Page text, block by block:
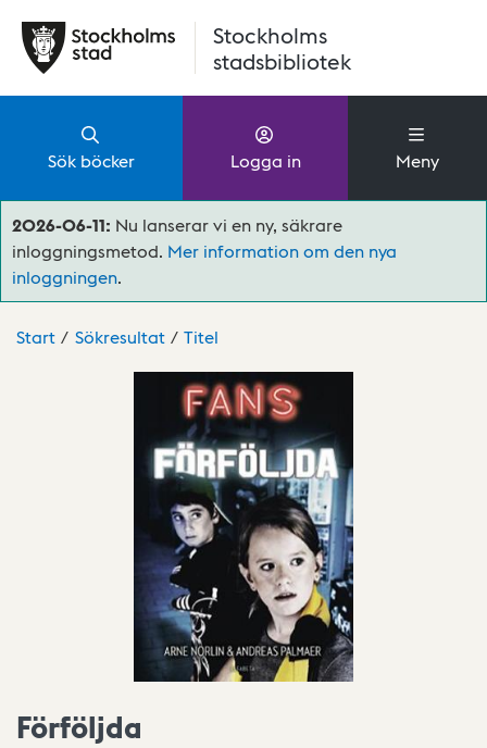
Stockholms
stadsbibliotek
Sök böcker Logga in Meny
2026-06-11: Nu lanserar vi en ny, säkrare
inloggningsmetod. Mer information om den nya
inloggningen.
Start Sökresultat Titel
Förföljda